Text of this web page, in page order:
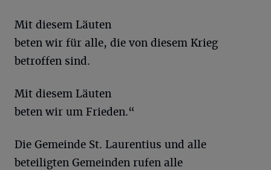
Mit diesem Läuten
beten wir für alle, die von diesem Krieg
betroffen sind.
Mit diesem Läuten
beten wir um Frieden.“
Die Gemeinde St. Laurentius und alle
beteiligten Gemeinden rufen alle